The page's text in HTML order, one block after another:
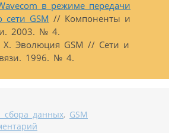
в режиме передачи
GSM // Компоненты и
2003. № 4.
Х. Эволюция GSM // Сети и
1996. № 4.
сбора данных, GSM